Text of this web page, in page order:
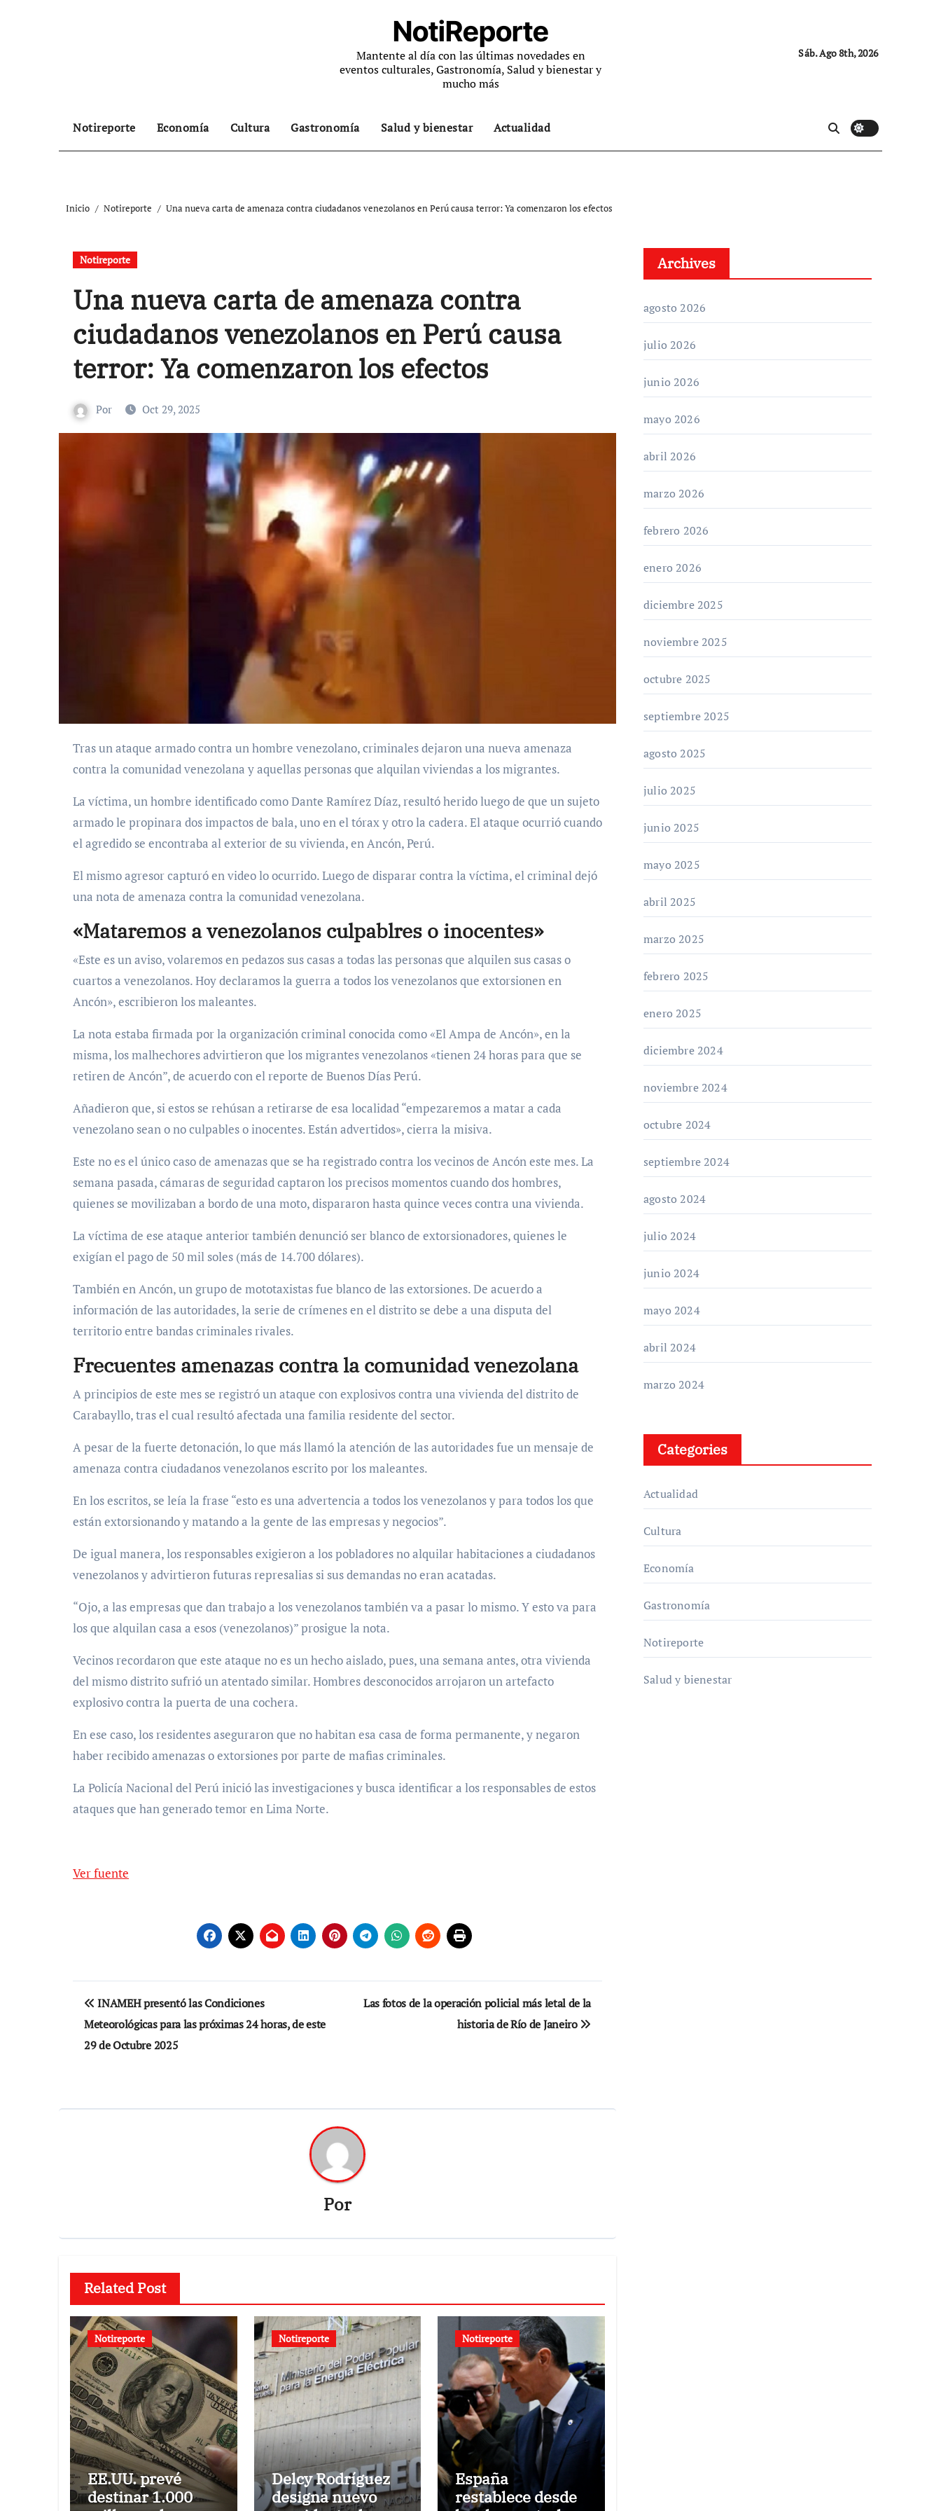
NotiReporte
Mantente al día con las últimas novedades en
eventos culturales, Gastronomía, Salud y bienestar y
mucho más
Sáb. Ago 8th, 2026
Notireporte Economía Cultura Gastronomía Salud y bienestar Actualidad
Inicio Notireporte Una nueva carta de amenaza contra ciudadanos venezolanos en Perú causa terror: Ya comenzaron los efectos
Notireporte
Una nueva carta de amenaza contra
ciudadanos venezolanos en Perú causa
terror: Ya comenzaron los efectos
Por Oct 29, 2025
Tras un ataque armado contra un hombre venezolano, criminales dejaron una nueva amenaza
contra la comunidad venezolana y aquellas personas que alquilan viviendas a los migrantes.
La víctima, un hombre identificado como Dante Ramírez Díaz, resultó herido luego de que un sujeto
armado le propinara dos impactos de bala, uno en el tórax y otro la cadera. El ataque ocurrió cuando
el agredido se encontraba al exterior de su vivienda, en Ancón, Perú.
El mismo agresor capturó en video lo ocurrido. Luego de disparar contra la víctima, el criminal dejó
una nota de amenaza contra la comunidad venezolana.
«Mataremos a venezolanos culpablres o inocentes»
«Este es un aviso, volaremos en pedazos sus casas a todas las personas que alquilen sus casas o
cuartos a venezolanos. Hoy declaramos la guerra a todos los venezolanos que extorsionen en
Ancón», escribieron los maleantes.
La nota estaba firmada por la organización criminal conocida como «El Ampa de Ancón», en la
misma, los malhechores advirtieron que los migrantes venezolanos «tienen 24 horas para que se
retiren de Ancón”, de acuerdo con el reporte de Buenos Días Perú.
Añadieron que, si estos se rehúsan a retirarse de esa localidad “empezaremos a matar a cada
venezolano sean o no culpables o inocentes. Están advertidos», cierra la misiva.
Este no es el único caso de amenazas que se ha registrado contra los vecinos de Ancón este mes. La
semana pasada, cámaras de seguridad captaron los precisos momentos cuando dos hombres,
quienes se movilizaban a bordo de una moto, dispararon hasta quince veces contra una vivienda.
La víctima de ese ataque anterior también denunció ser blanco de extorsionadores, quienes le
exigían el pago de 50 mil soles (más de 14.700 dólares).
También en Ancón, un grupo de mototaxistas fue blanco de las extorsiones. De acuerdo a
información de las autoridades, la serie de crímenes en el distrito se debe a una disputa del
territorio entre bandas criminales rivales.
Frecuentes amenazas contra la comunidad venezolana
A principios de este mes se registró un ataque con explosivos contra una vivienda del distrito de
Carabayllo, tras el cual resultó afectada una familia residente del sector.
A pesar de la fuerte detonación, lo que más llamó la atención de las autoridades fue un mensaje de
amenaza contra ciudadanos venezolanos escrito por los maleantes.
En los escritos, se leía la frase “esto es una advertencia a todos los venezolanos y para todos los que
están extorsionando y matando a la gente de las empresas y negocios”.
De igual manera, los responsables exigieron a los pobladores no alquilar habitaciones a ciudadanos
venezolanos y advirtieron futuras represalias si sus demandas no eran acatadas.
“Ojo, a las empresas que dan trabajo a los venezolanos también va a pasar lo mismo. Y esto va para
los que alquilan casa a esos (venezolanos)” prosigue la nota.
Vecinos recordaron que este ataque no es un hecho aislado, pues, una semana antes, otra vivienda
del mismo distrito sufrió un atentado similar. Hombres desconocidos arrojaron un artefacto
explosivo contra la puerta de una cochera.
En ese caso, los residentes aseguraron que no habitan esa casa de forma permanente, y negaron
haber recibido amenazas o extorsiones por parte de mafias criminales.
La Policía Nacional del Perú inició las investigaciones y busca identificar a los responsables de estos
ataques que han generado temor en Lima Norte.
Ver fuente
Navegación
de
entradas
INAMEH presentó las Condiciones
Meteorológicas para las próximas 24 horas, de este
29 de Octubre 2025
Las fotos de la operación policial más letal de la
historia de Río de Janeiro
Por
Related Post
Notireporte
EE.UU. prevé
destinar 1.000
Notireporte
Delcy Rodríguez
designa nuevo
Notireporte
España
restablece desde
Archives
agosto 2026
julio 2026
junio 2026
mayo 2026
abril 2026
marzo 2026
febrero 2026
enero 2026
diciembre 2025
noviembre 2025
octubre 2025
septiembre 2025
agosto 2025
julio 2025
junio 2025
mayo 2025
abril 2025
marzo 2025
febrero 2025
enero 2025
diciembre 2024
noviembre 2024
octubre 2024
septiembre 2024
agosto 2024
julio 2024
junio 2024
mayo 2024
abril 2024
marzo 2024
Categories
Actualidad
Cultura
Economía
Gastronomía
Notireporte
Salud y bienestar